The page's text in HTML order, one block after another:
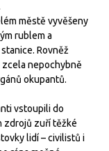
městě vyvěšeny
rublem a
Rovněž
nepochybně
okupantů.
vstoupili do
zdrojů zuří těžké
lidí – civilistů i